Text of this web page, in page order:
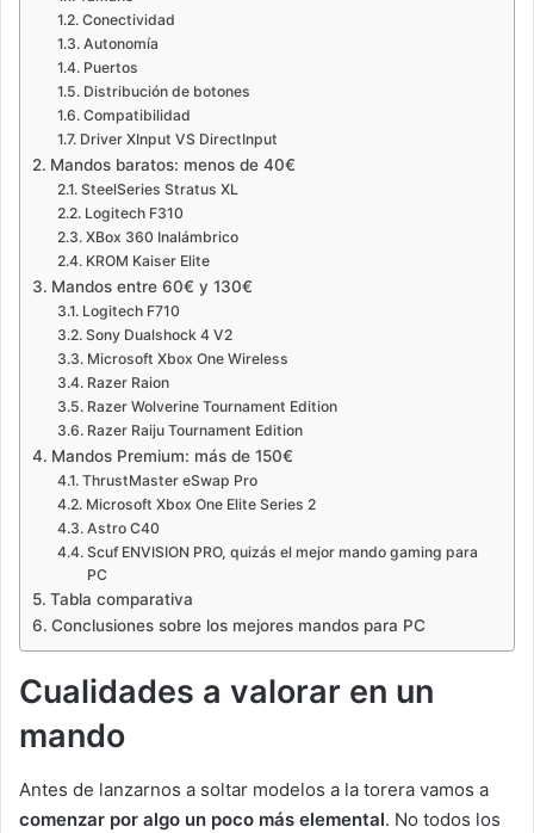
Conectividad
Autonomía
Puertos
Distribución de botones
Compatibilidad
Driver XInput VS DirectInput
Mandos baratos: menos de 40€
SteelSeries Stratus XL
Logitech F310
XBox 360 Inalámbrico
KROM Kaiser Elite
Mandos entre 60€ y 130€
Logitech F710
Sony Dualshock 4 V2
Microsoft Xbox One Wireless
Razer Raion
Razer Wolverine Tournament Edition
Razer Raiju Tournament Edition
Mandos Premium: más de 150€
ThrustMaster eSwap Pro
Microsoft Xbox One Elite Series 2
Astro C40
Scuf ENVISION PRO, quizás el mejor mando gaming para
PC
Tabla comparativa
Conclusiones sobre los mejores mandos para PC
Cualidades a valorar en un
mando
Antes de lanzarnos a soltar modelos a la torera vamos a
comenzar por algo un poco más elemental. No todos los